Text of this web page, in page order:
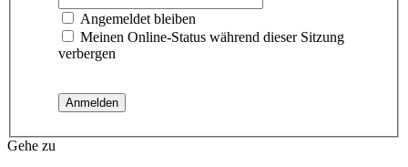
Angemeldet bleiben
Meinen Online-Status während dieser Sitzung
verbergen
Gehe zu